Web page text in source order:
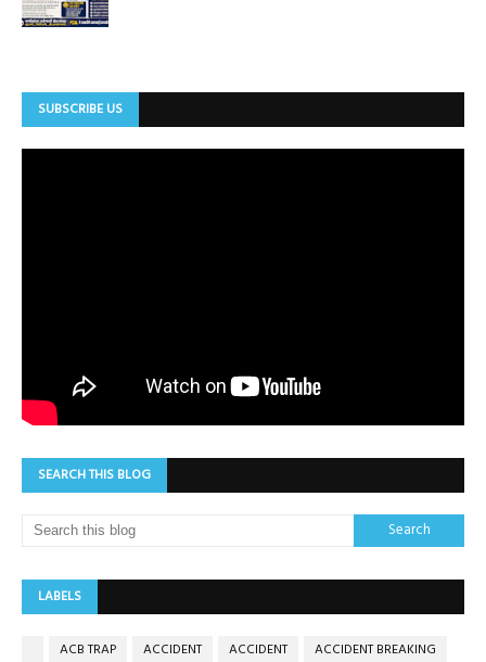
SUBSCRIBE US
SEARCH THIS BLOG
LABELS
ACB TRAP ACCIDENT ACCIDENT
ACCIDENT BREAKING